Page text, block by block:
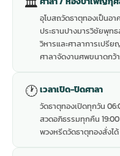
อุโบสถวัดธาตุทองเป็นอ
ประธานปางมารวิชัยพุท
วิหารและศาลาการเปรี
ศาลาจัดงานศพขนาดกว้
🕐 เวลาเปิด-ปิดศาลา
วัดธาตุทองเปิดทุกวัน
สวดอภิธรรมทุกคืน
พวงหรีดวัดธาตุทองสั่งไ